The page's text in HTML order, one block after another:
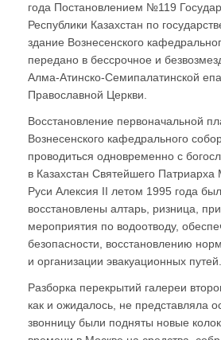
года Постановлением №119
Республики Казахстан по
здание Вознесенского
передано в бессрочное и
Алма-Атинско-Семипалатинской
Православной Церкви.
Восстановление первоначальной
Вознесенского кафедрального
проводиться одновременно с
в Казахстан Святейшего Патриарха
Руси Алексия II летом 1995 года
восстановлены алтарь, ризница,
мероприятия по водоотводу,
безопасности, восстановлению
и организации эвакуационных путей.
Разборка перекрытий галереи
как и ожидалось, не представляла
звонницу были подняты новые